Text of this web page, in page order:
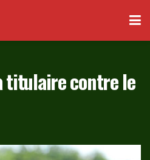
titulaire contre le